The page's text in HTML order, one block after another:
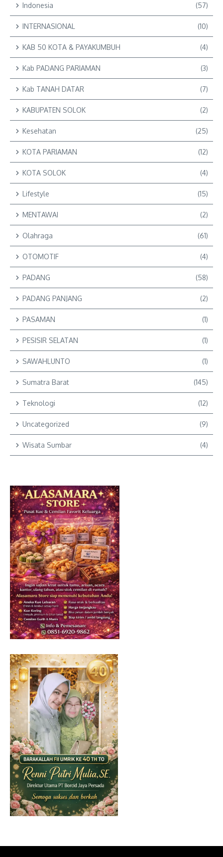
Indonesia (57)
INTERNASIONAL (10)
KAB 50 KOTA & PAYAKUMBUH (4)
Kab PADANG PARIAMAN (3)
Kab TANAH DATAR (7)
KABUPATEN SOLOK (2)
Kesehatan (25)
KOTA PARIAMAN (12)
KOTA SOLOK (4)
Lifestyle (15)
MENTAWAI (2)
Olahraga (61)
OTOMOTIF (4)
PADANG (58)
PADANG PANJANG (2)
PASAMAN (1)
PESISIR SELATAN (1)
SAWAHLUNTO (1)
Sumatra Barat (145)
Teknologi (12)
Uncategorized (9)
Wisata Sumbar (4)